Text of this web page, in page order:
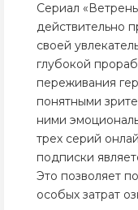
Сериал
действительно
своей
глубокой
переживания
понятными
ними
трех серий
подписки
Это позволяет
особых затрат